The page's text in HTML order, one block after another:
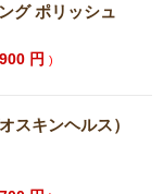
グ ポリッシュ
円)
スキンヘルス）